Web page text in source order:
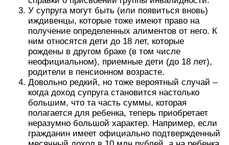
У супруга могут быть (или появиться вновь)
иждивенцы, которые тоже имеют право на
получение определенных алиментов от него. К
ним относятся дети до 18 лет, которые
рождены в другом браке (в том числе
неофициальном), приемные дети (до 18 лет),
родители в пенсионном возрасте.
Довольно редкий, но тоже вероятный случай –
когда доход супруга становится настолько
большим, что та часть суммы, которая
полагается для ребенка, теперь приобретает
неразумно большой характер. Например, если
гражданин имеет официально подтвержденный